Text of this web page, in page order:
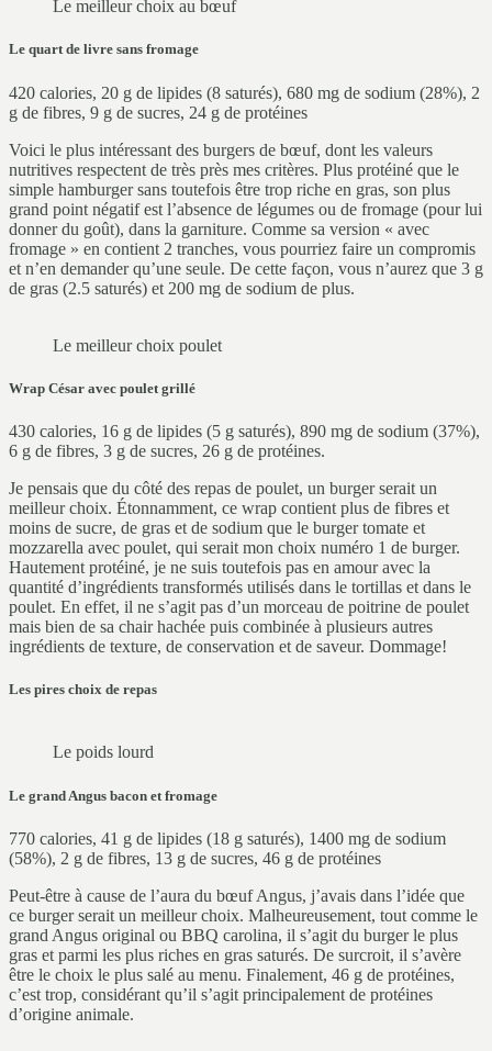
Le meilleur choix au bœuf
Le quart de livre sans fromage
420 calories, 20 g de lipides (8 saturés), 680 mg de sodium (28%), 2
g de fibres, 9 g de sucres, 24 g de protéines
Voici le plus intéressant des burgers de bœuf, dont les valeurs
nutritives respectent de très près mes critères. Plus protéiné que le
simple hamburger sans toutefois être trop riche en gras, son plus
grand point négatif est l’absence de légumes ou de fromage (pour lui
donner du goût), dans la garniture. Comme sa version « avec
fromage » en contient 2 tranches, vous pourriez faire un compromis
et n’en demander qu’une seule. De cette façon, vous n’aurez que 3 g
de gras (2.5 saturés) et 200 mg de sodium de plus.
Le meilleur choix poulet
Wrap César avec poulet grillé
430 calories, 16 g de lipides (5 g saturés), 890 mg de sodium (37%),
6 g de fibres, 3 g de sucres, 26 g de protéines.
Je pensais que du côté des repas de poulet, un burger serait un
meilleur choix. Étonnamment, ce wrap contient plus de fibres et
moins de sucre, de gras et de sodium que le burger tomate et
mozzarella avec poulet, qui serait mon choix numéro 1 de burger.
Hautement protéiné, je ne suis toutefois pas en amour avec la
quantité d’ingrédients transformés utilisés dans le tortillas et dans le
poulet. En effet, il ne s’agit pas d’un morceau de poitrine de poulet
mais bien de sa chair hachée puis combinée à plusieurs autres
ingrédients de texture, de conservation et de saveur. Dommage!
Les pires choix de repas
Le poids lourd
Le grand Angus bacon et fromage
770 calories, 41 g de lipides (18 g saturés), 1400 mg de sodium
(58%), 2 g de fibres, 13 g de sucres, 46 g de protéines
Peut-être à cause de l’aura du bœuf Angus, j’avais dans l’idée que
ce burger serait un meilleur choix. Malheureusement, tout comme le
grand Angus original ou BBQ carolina, il s’agit du burger le plus
gras et parmi les plus riches en gras saturés. De surcroit, il s’avère
être le choix le plus salé au menu. Finalement, 46 g de protéines,
c’est trop, considérant qu’il s’agit principalement de protéines
d’origine animale.